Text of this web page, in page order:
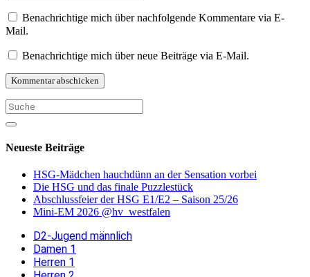
Benachrichtige mich über nachfolgende Kommentare via E-
Mail.
Benachrichtige mich über neue Beiträge via E-Mail.
Neueste Beiträge
HSG-Mädchen hauchdünn an der Sensation vorbei
Die HSG und das finale Puzzlestück
Abschlussfeier der HSG E1/E2 – Saison 25/26
Mini-EM 2026 @hv_westfalen
D2-Jugend männlich
Damen 1
Herren 1